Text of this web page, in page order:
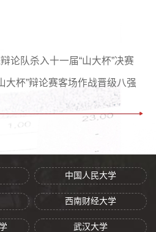
论队杀入十一届“山大杯”决赛
大杯”辩论赛客场作战晋级八强
中国人民大学
西南财经大学
武汉大学